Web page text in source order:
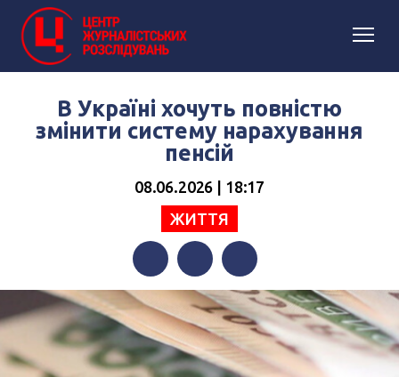
В Україні хочуть повністю
змінити систему нарахування
пенсій
08.06.2026 | 18:17
ЖИТТЯ
FacebookTwitterTelegram